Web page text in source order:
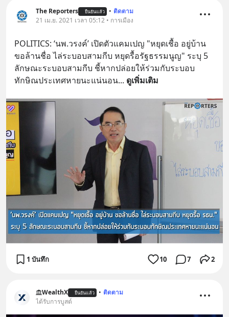
=========================
เครียด หลับยาก ผมอยากแนะนำ
ผลิตภัณฑ์เสริมอาหาร Diip CBD ช่วย
บรรเทาความเครียด ลดความวิตกกังวล
เพิ่มการผ่อนคลาย ซึ่งช่วยให้การนอน
หลับมีประสิทธิภาพมากยิ่งขึ้น 📍 สนใจ
สั่งซื้อสินค้า Diip CBD 💬 LINE :
@diipgeek 🔗 หรือกดลิงก์
https://lin.ee/U91Fzyz
The Reporters ยืนยันแล้ว • ติดตาม
21 เม.ย. 2021 เวลา 05:12 • การเมือง
POLITICS: ‘นพ.วรงค์’ เปิดตัวแคมเปญ "หยุดเชื้อ อยู่บ้าน
ขอล้านชื่อ ไล่ระบอบสามกีบ หยุดรื้อรัฐธรรมนูญ" ระบุ 5
ลักษณะระบอบสามกีบ ชี้หากปล่อยให้ร่วมกับระบอบ
ทักษิณประเทศหายนะแน่นอน... ดูเพิ่มเติม
1 บันทึก 10 7 2
WealthX ยืนยันแล้ว • ติดตาม
ได้รับการบูสต์